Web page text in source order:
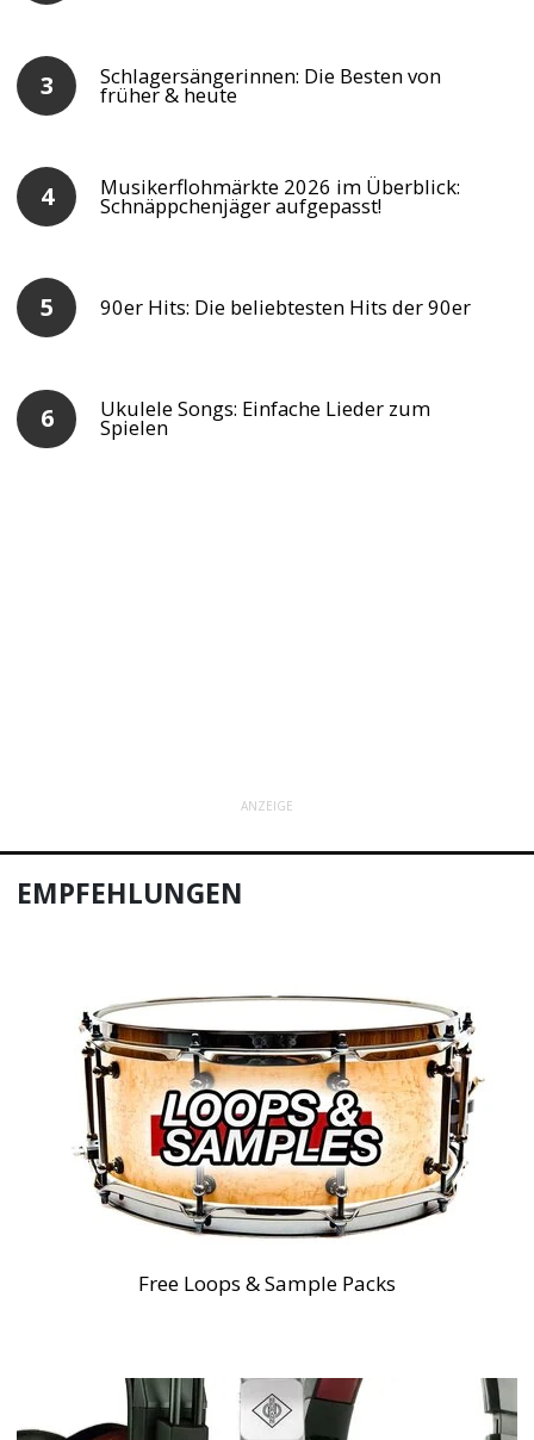
Schlagersängerinnen: Die Besten von
früher & heute
Musikerflohmärkte 2026 im Überblick:
Schnäppchenjäger aufgepasst!
90er Hits: Die beliebtesten Hits der 90er
Ukulele Songs: Einfache Lieder zum
Spielen
ANZEIGE
EMPFEHLUNGEN
Free Loops & Sample Packs